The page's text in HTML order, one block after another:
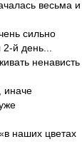
весьма и
сильно
й день...
ненависть
иначе
наших цветах